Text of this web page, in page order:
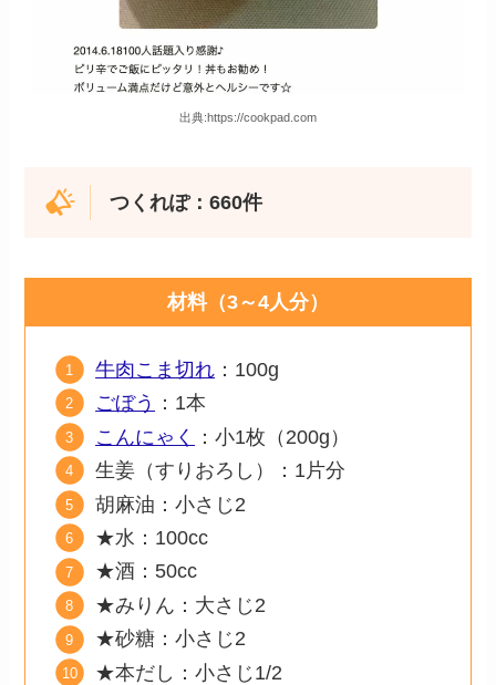
出典:https://cookpad.com
つくれぽ：660件
材料（3～4人分）
牛肉こま切れ ：100g
ごぼう ：1本
こんにゃく
：小1枚（200g）
生姜（すりおろし）：1片分
胡麻油：小さじ2
★水：100cc
★酒：50cc
★みりん：大さじ2
★砂糖：小さじ2
★本だし：小さじ1/2